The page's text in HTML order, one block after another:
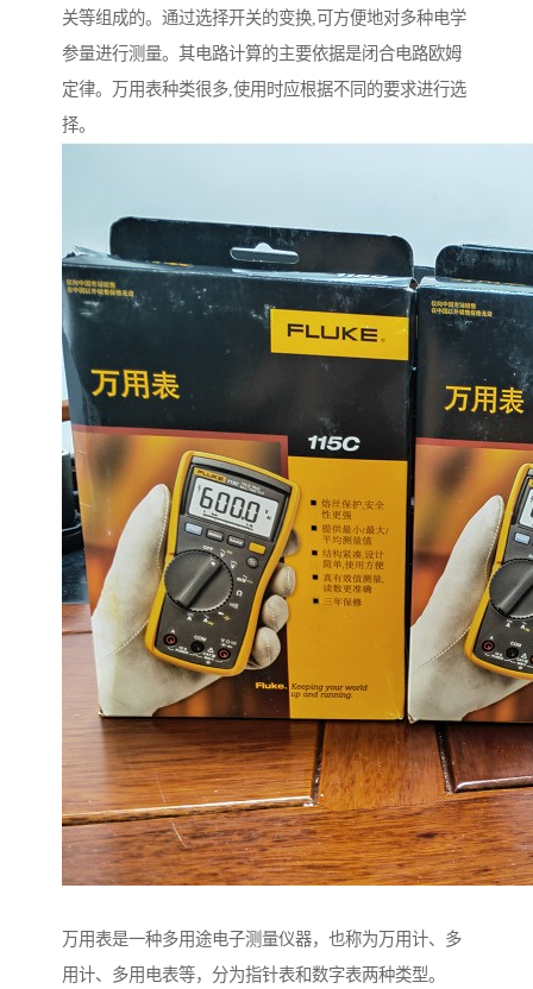
关等组成的。通过选择开关的变换,可方便地对多种电学
参量进行测量。其电路计算的主要依据是闭合电路欧姆
定律。万用表种类很多,使用时应根据不同的要求进行选
择。
万用表是一种多用途电子测量仪器，也称为万用计、多
用计、多用电表等，分为指针表和数字表两种类型。